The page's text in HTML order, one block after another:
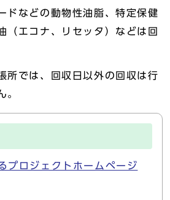
ドなどの動物性油脂、特定保健
（エコナ、リセッタ）などは回
所では、回収日以外の回収は行
。
プロジェクトホームページ